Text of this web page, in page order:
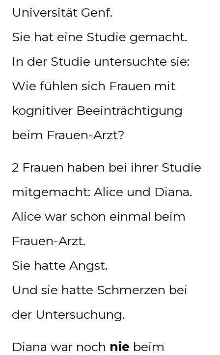
Universität Genf.
Sie hat eine Studie gemacht.
In der Studie untersuchte sie:
Wie fühlen sich Frauen mit
kognitiver Beeinträchtigung
beim Frauen-Arzt?
2 Frauen haben bei ihrer Studie
mitgemacht: Alice und Diana.
Alice war schon einmal beim
Frauen-Arzt.
Sie hatte Angst.
Und sie hatte Schmerzen bei
der Untersuchung.
Diana war noch nie beim